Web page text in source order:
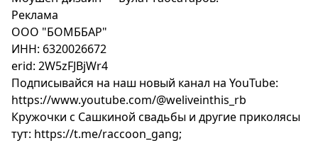
Реклама
ООО "БОМББАР"
ИНН: 6320026672
erid: 2W5zFJBjWr4
Подписывайся на наш новый канал на YouTube:
https://www.youtube.com/@weliveinthis_rb
Кружочки с Сашкиной свадьбы и другие приколясы
тут: https://t.me/raccoon_gang;